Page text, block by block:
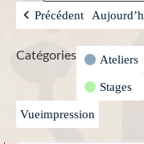
Précédent
Catégories Ateliers
Stages
Vueimpression